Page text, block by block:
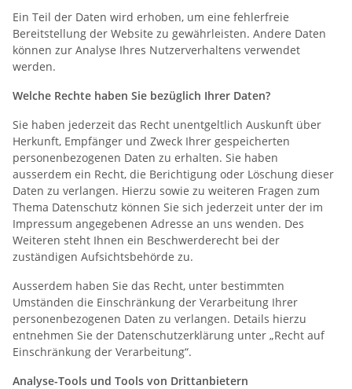
Ein Teil der Daten wird erhoben, um eine fehlerfreie
Bereitstellung der Website zu gewährleisten. Andere Daten
können zur Analyse Ihres Nutzerverhaltens verwendet
werden.
Welche Rechte haben Sie bezüglich Ihrer Daten?
Sie haben jederzeit das Recht unentgeltlich Auskunft über
Herkunft, Empfänger und Zweck Ihrer gespeicherten
personenbezogenen Daten zu erhalten. Sie haben
ausserdem ein Recht, die Berichtigung oder Löschung dieser
Daten zu verlangen. Hierzu sowie zu weiteren Fragen zum
Thema Datenschutz können Sie sich jederzeit unter der im
Impressum angegebenen Adresse an uns wenden. Des
Weiteren steht Ihnen ein Beschwerderecht bei der
zuständigen Aufsichtsbehörde zu.
Ausserdem haben Sie das Recht, unter bestimmten
Umständen die Einschränkung der Verarbeitung Ihrer
personenbezogenen Daten zu verlangen. Details hierzu
entnehmen Sie der Datenschutzerklärung unter „Recht auf
Einschränkung der Verarbeitung“.
Analyse-Tools und Tools von Drittanbietern